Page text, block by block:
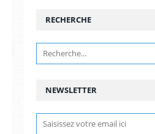
NEWSLETTER
RECHERCHE